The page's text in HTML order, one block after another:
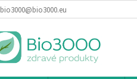
bio3000@bio3000.eu